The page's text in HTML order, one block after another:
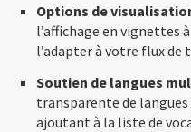
Options de
l’affichage en vignettes
l’adapter à votre flux de
Soutien de langues
transparente de
ajoutant à la liste de